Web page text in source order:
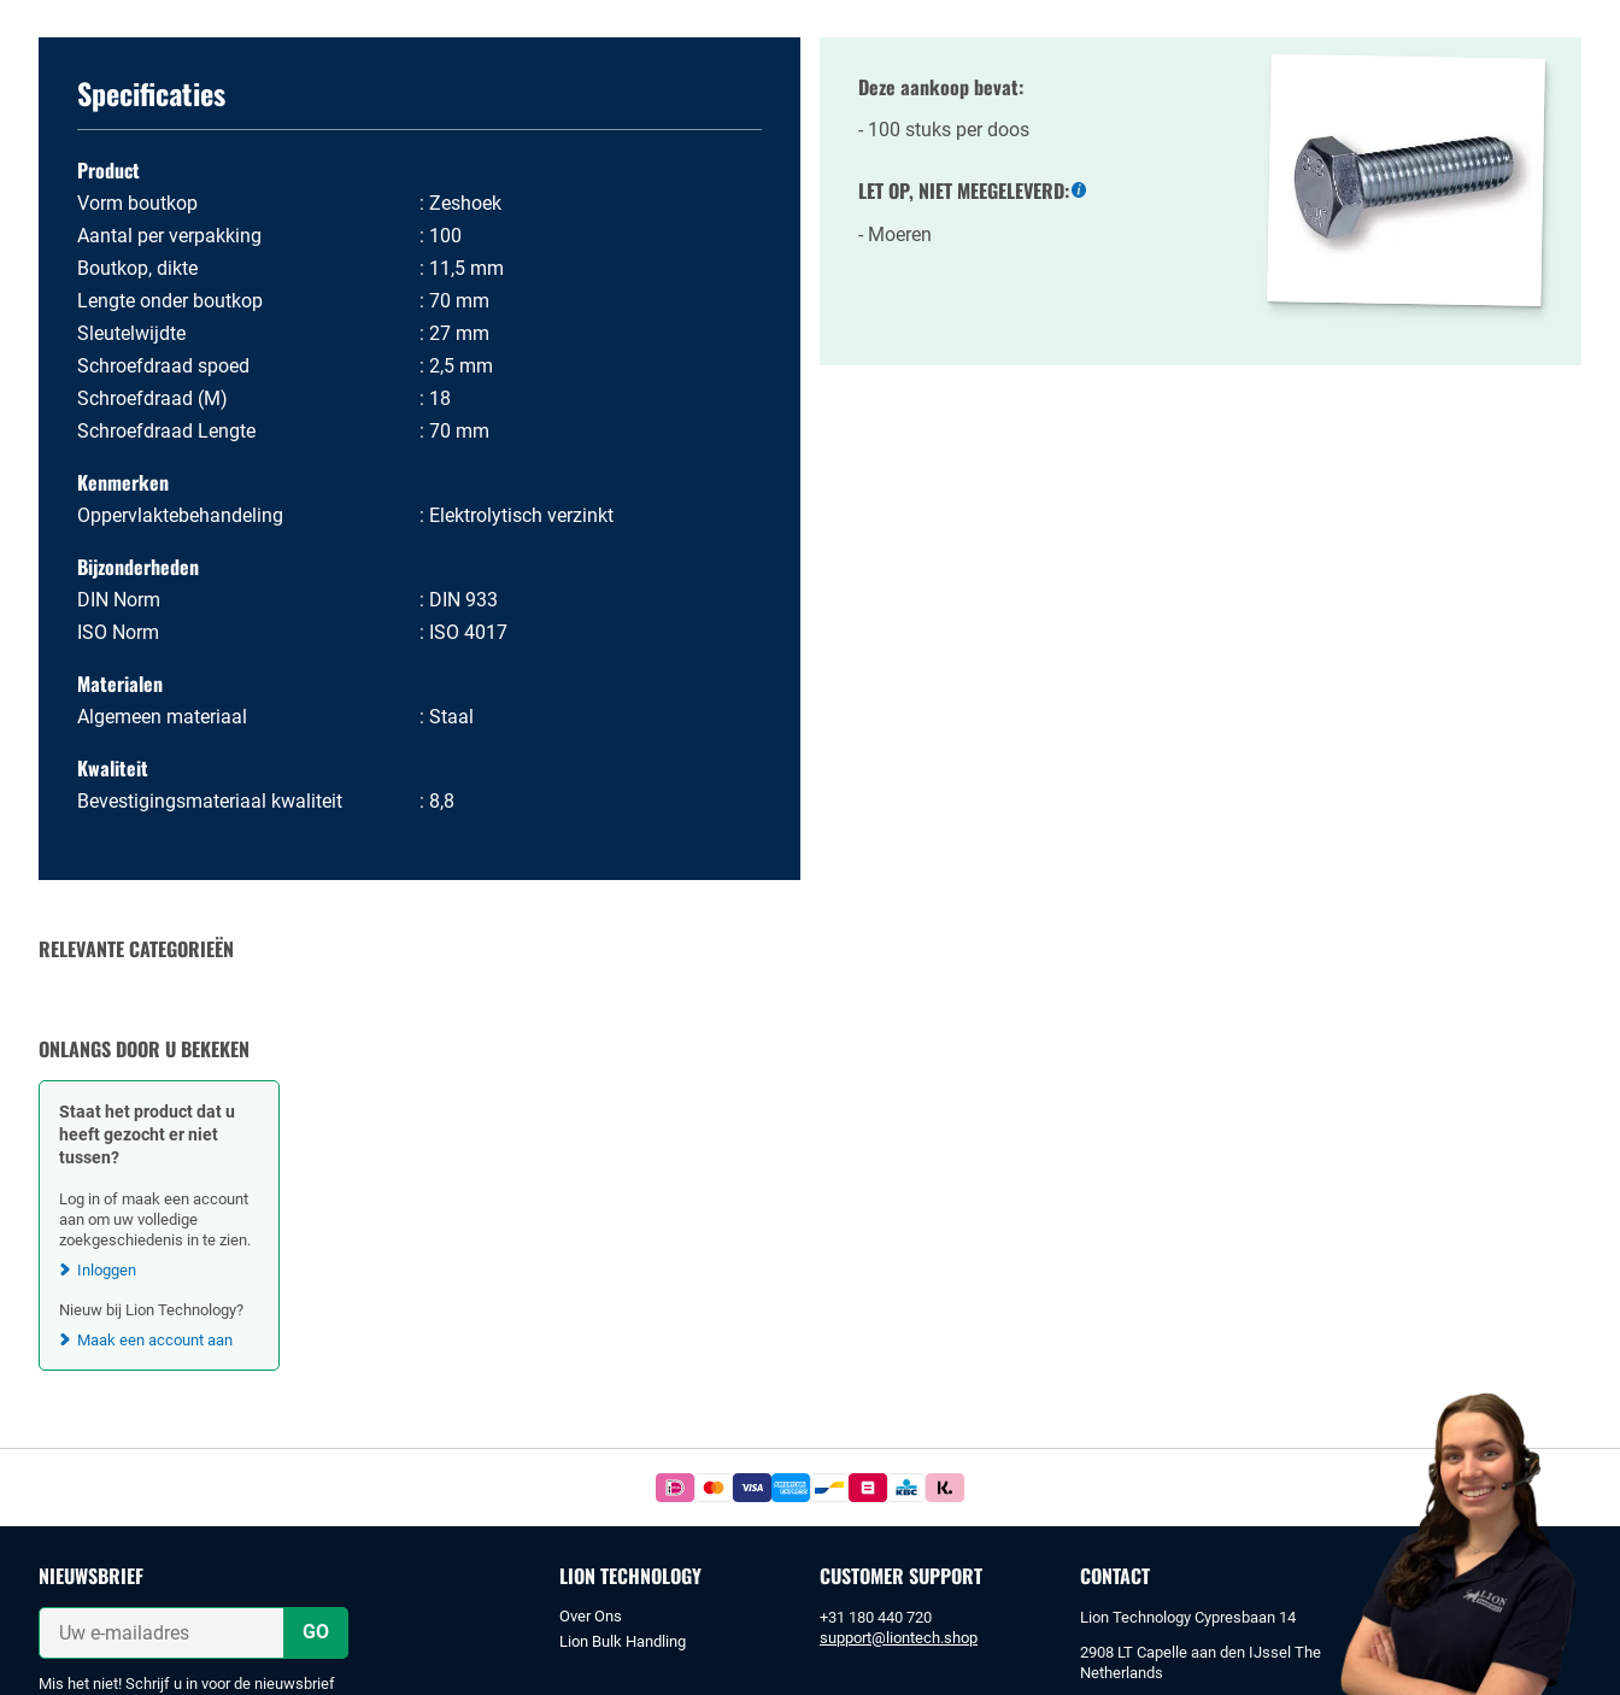
Specificaties
Product
Vorm boutkop
Zeshoek
Aantal per verpakking
100
Boutkop, dikte
11,5 mm
Lengte onder boutkop
70 mm
Sleutelwijdte
27 mm
Schroefdraad spoed
2,5 mm
Schroefdraad (M)
18
Schroefdraad Lengte
70 mm
Kenmerken
Oppervlaktebehandeling Elektrolytisch verzinkt
Bijzonderheden
DIN Norm
DIN 933
ISO Norm
ISO 4017
Materialen
Algemeen materiaal Staal
Kwaliteit
Bevestigingsmateriaal kwaliteit 8,8
Deze aankoop bevat:
100 stuks per doos
LET OP, NIET MEEGELEVERD:
Moeren
RELEVANTE CATEGORIEËN
ONLANGS DOOR U BEKEKEN
Staat het product dat u
heeft gezocht er niet
tussen?
Log in of maak een account
aan om uw volledige
zoekgeschiedenis in te zien.
Inloggen
Nieuw bij Lion Technology?
Maak een account aan
Betaal
veilig
met
iDeal
of
NIEUWSBRIEF
Uw
mailadres
Mis het niet! Schrijf u in voor de nieuwsbrief
LION TECHNOLOGY
Over Ons
Lion Bulk Handling
CUSTOMER SUPPORT
+31 180 440 720
support@liontech.shop
CONTACT
Lion Technology Cypresbaan 14
2908 LT Capelle aan den IJssel The
Netherlands